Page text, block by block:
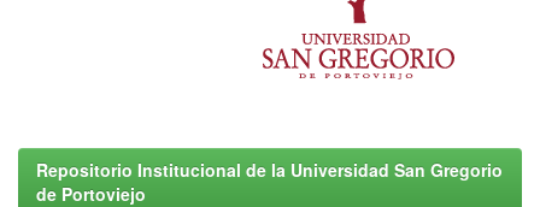
Repositorio Institucional de la Universidad San Gregorio
de Portoviejo